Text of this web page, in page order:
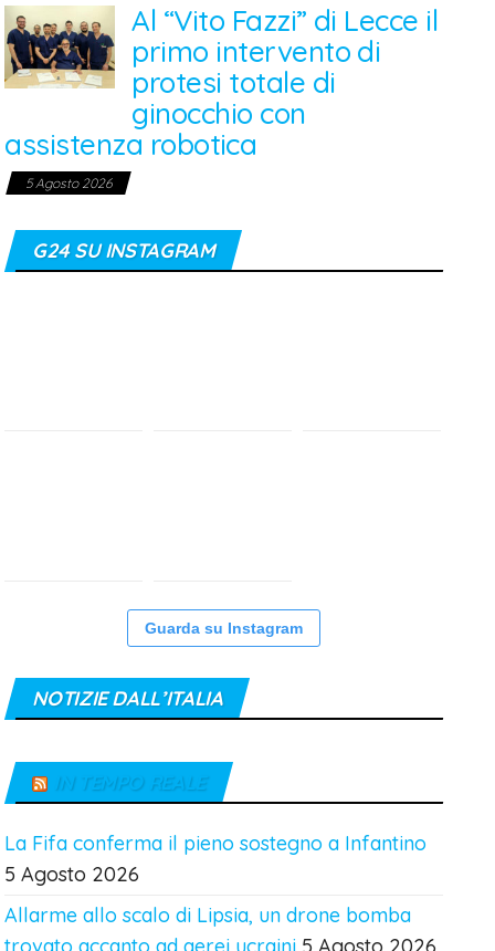
Al “Vito Fazzi” di Lecce il
primo intervento di
protesi totale di
ginocchio con
assistenza robotica
5 Agosto 2026
G24 SU INSTAGRAM
Guarda su Instagram
NOTIZIE DALL’ITALIA
IN TEMPO REALE
La Fifa conferma il pieno sostegno a Infantino
5 Agosto 2026
Allarme allo scalo di Lipsia, un drone bomba